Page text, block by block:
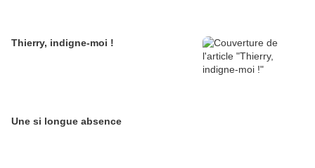
Thierry, indigne-moi !
Une si longue absence